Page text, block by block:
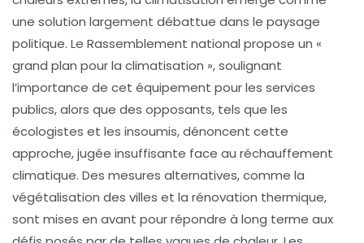
une solution largement débattue dans le paysage
politique. Le Rassemblement national propose un «
grand plan pour la climatisation », soulignant
l’importance de cet équipement pour les services
publics, alors que des opposants, tels que les
écologistes et les insoumis, dénoncent cette
approche, jugée insuffisante face au réchauffement
climatique. Des mesures alternatives, comme la
végétalisation des villes et la rénovation thermique,
sont mises en avant pour répondre à long terme aux